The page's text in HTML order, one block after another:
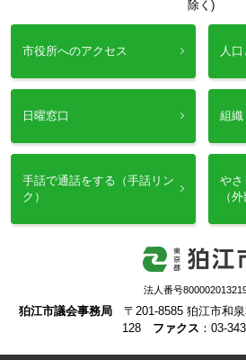
除く)
市役所へのアクセス 人
日曜窓口 組織
手話で通話をする（手話リン
ク）
やさ
（
法人番号
狛江市議会事務局〒201-8585 狛江市和
128 ファクス ：03-